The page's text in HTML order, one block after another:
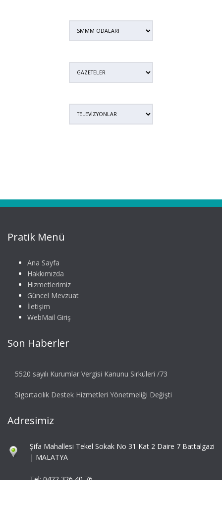
Pratik Menü
Ana Sayfa
Hakkımızda
Hizmetlerimiz
Güncel Mevzuat
İletişim
WebMail Giriş
Son Haberler
5520 sayılı Kurumlar Vergisi Kanunu Sirküleri /73
Sigortacılık Destek Hizmetleri Yönetmeliği Değişti
Adresimiz
Şifa Mahallesi Tekel Sokak No 31 Kat 2 Daire 7 Battalgazi
| MALATYA
Tel: 0422 326 40 76